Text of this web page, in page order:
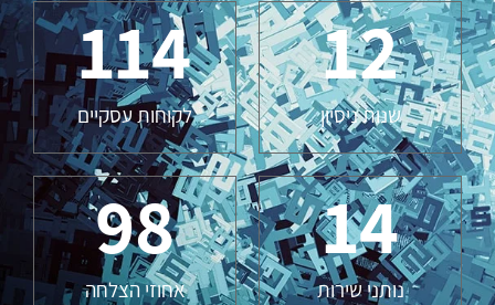
שנות ניסיון
12
לקוחות עסקיים
114
נותני שירות
14
אחוזי הצלחה
98